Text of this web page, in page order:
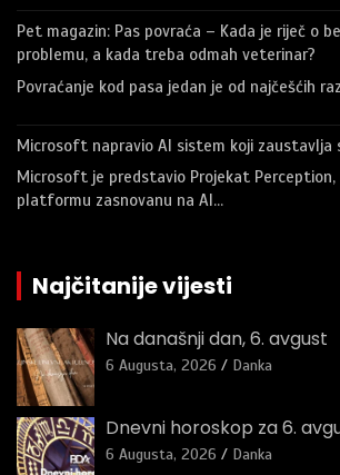
Pet magazin: Pas povraća – Kada je riječ o
problemu, a kada treba odmah veterinar?
Povraćanje kod pasa jedan je od najčešćih
Microsoft napravio AI sistem koji zaustavlja
Microsoft je predstavio Projekat Perception,
platformu zasnovanu na AI…
Najčitanije vijesti
Na današnji dan, 6. avgust
6 Augusta, 2026 Danka
Dnevni horoskop za 6.
6 Augusta, 2026 Danka